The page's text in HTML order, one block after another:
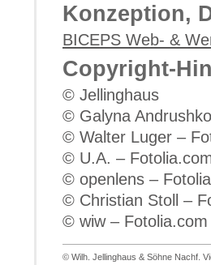
Konzeption,
BICEPS Web- &
Copyright-
© Jellinghaus
© Galyna
© Walter Luger –
© U.A. –
© openlens –
© Christian Stoll –
© wiw – Fotolia.com
© Wilh. Jellinghaus & Söhne Nachf.